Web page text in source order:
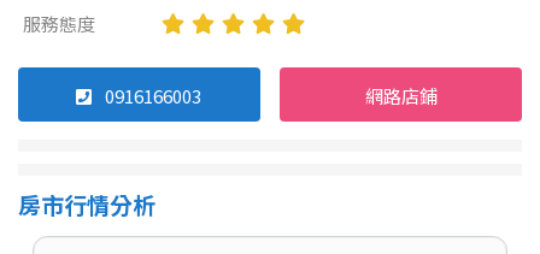
服務態度
0916166003 網路店鋪
房市行情分析